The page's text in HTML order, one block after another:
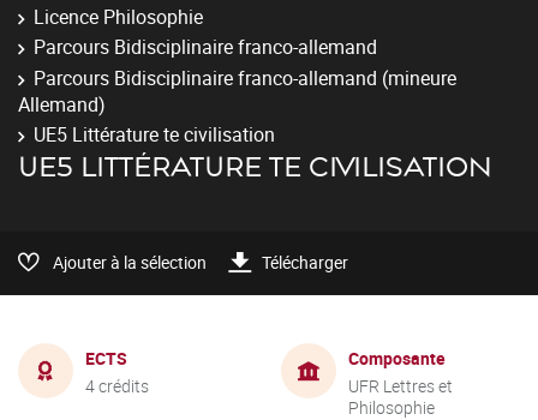
Licence Philosophie
Parcours Bidisciplinaire franco-allemand
Parcours Bidisciplinaire franco-allemand (mineure
Allemand)
UE5 Littérature te civilisation
UE5 LITTÉRATURE TE CIVILISATION
Ajouter à la sélection Télécharger
ECTS
4 crédits
Composante
UFR Lettres et
Philosophie